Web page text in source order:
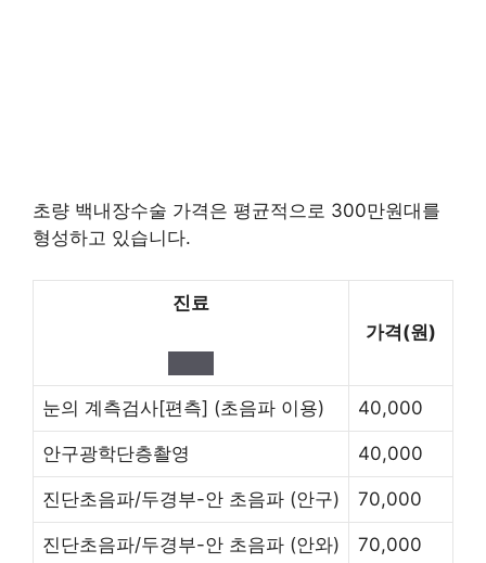
초량 백내장수술 가격은 평균적으로 300만원대를
형성하고 있습니다.
진료
가격(원)
눈의 계측검사[편측] (초음파 이용) 40,000
안구광학단층촬영 40,000
진단초음파/두경부-안 초음파 (안구) 70,000
진단초음파/두경부-안 초음파 (안와) 70,000